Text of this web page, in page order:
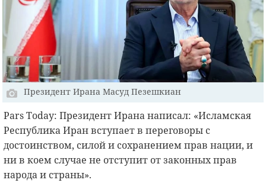
Президент Ирана Масуд Пезешкиан
Pars Today: Президент Ирана написал: «Исламская
Республика Иран вступает в переговоры с
достоинством, силой и сохранением прав нации, и
ни в коем случае не отступит от законных прав
народа и страны».